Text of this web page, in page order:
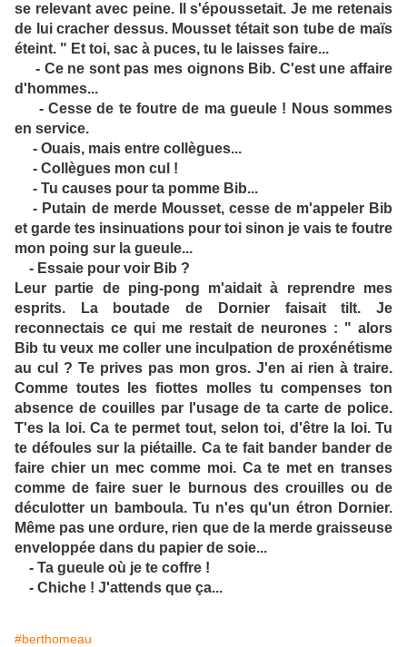
se relevant avec peine. Il s'époussetait. Je me retenais
de lui cracher dessus. Mousset tétait son tube de maïs
éteint. " Et toi, sac à puces, tu le laisses faire...
- Ce ne sont pas mes oignons Bib. C'est une affaire
d'hommes...
- Cesse de te foutre de ma gueule ! Nous sommes
en service.
- Ouais, mais entre collègues...
- Collègues mon cul !
- Tu causes pour ta pomme Bib...
- Putain de merde Mousset, cesse de m'appeler Bib
et garde tes insinuations pour toi sinon je vais te foutre
mon poing sur la gueule...
- Essaie pour voir Bib ?
Leur partie de ping-pong m'aidait à reprendre mes
esprits. La boutade de Dornier faisait tilt. Je
reconnectais ce qui me restait de neurones : " alors
Bib tu veux me coller une inculpation de proxénétisme
au cul ? Te prives pas mon gros. J'en ai rien à traire.
Comme toutes les fiottes molles tu compenses ton
absence de couilles par l'usage de ta carte de police.
T'es la loi. Ca te permet tout, selon toi, d'être la loi. Tu
te défoules sur la piétaille. Ca te fait bander bander de
faire chier un mec comme moi. Ca te met en transes
comme de faire suer le burnous des crouilles ou de
déculotter un bamboula. Tu n'es qu'un étron Dornier.
Même pas une ordure, rien que de la merde graisseuse
enveloppée dans du papier de soie...
- Ta gueule où je te coffre !
- Chiche ! J'attends que ça...
#berthomeau